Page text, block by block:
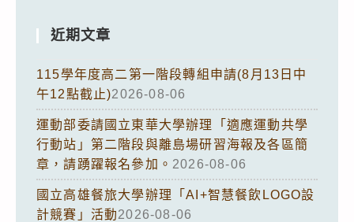
近期文章
115學年度高二第一階段轉組申請(8月13日中
午12點截止)2026-08-06
運動部委請國立東華大學辦理「適應運動共學
行動站」第二階段與離島場研習海報及各區簡
章，請踴躍報名參加。 2026-08-06
國立高雄餐旅大學辦理「AI+智慧餐飲LOGO設
計競賽」活動2026-08-06